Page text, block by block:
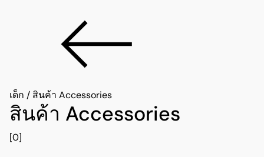
เด็ก / สินค้า Accessories
สินค้า Accessories
[0]